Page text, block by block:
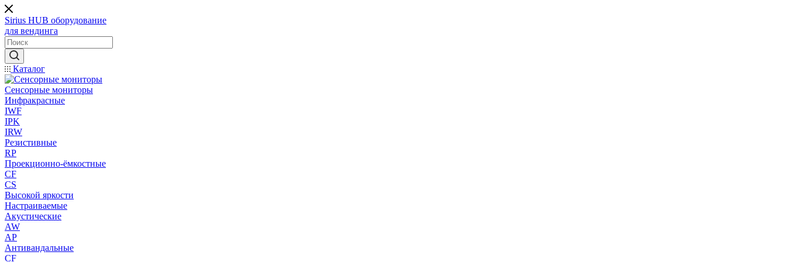
Sirius HUB оборудование
для вендинга
Каталог
Сенсорные мониторы
Инфракрасные
IWF
IPK
IRW
Резистивные
RP
Проекционно-ёмкостные
CF
CS
Высокой яркости
Настраиваемые
Акустические
AW
AP
Антивандальные
CF